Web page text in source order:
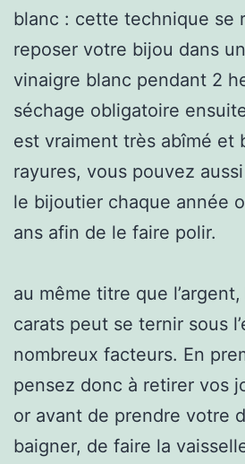
blanc : cette technique se
reposer votre bijou dans
vinaigre blanc pendant 2
séchage obligatoire
est vraiment très abîmé et
rayures, vous pouvez
le bijoutier chaque année
ans afin de le faire polir.
au même titre que
carats peut se ternir sous
nombreux facteurs. En
pensez donc à retirer vos
or avant de prendre votre
baigner, de faire la